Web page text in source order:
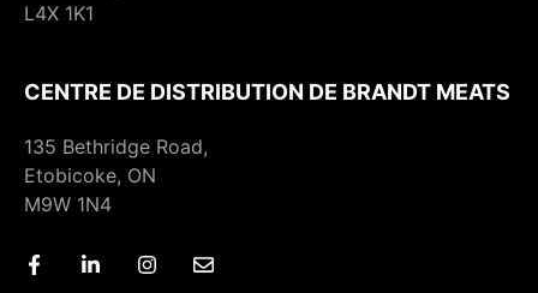
L4X 1K1
CENTRE DE DISTRIBUTION DE BRANDT MEATS
135 Bethridge Road,
Etobicoke, ON
M9W 1N4